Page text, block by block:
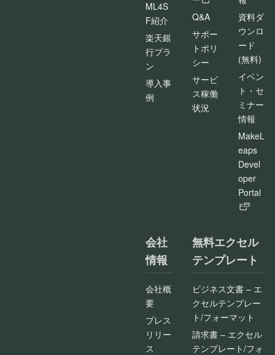
ML4S
F紹介
楽天銀
行プラ
ン
導入事
例
Q&A
サポー
トポリ
シー
サービ
ス稼働
状況
資料ダ
ウンロ
ード
(無料)
イベン
ト・セ
ミナー
情報
MakeL
eaps
Devel
oper
Portal
会社
情報
会社概
要
プレス
リリー
ス
無料エクセル
テンプレート
ビジネス文書 – エ
クセルテンプレー
ト/フォーマット
請求書 – エクセル
テンプレート/フォ